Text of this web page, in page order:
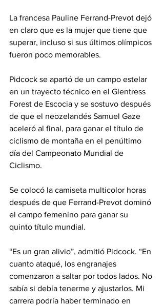
La francesa Pauline Ferrand-Prevot dejó
en claro que es la mujer que tiene que
superar, incluso si sus últimos olímpicos
fueron poco memorables.
Pidcock se apartó de un campo estelar
en un trayecto técnico en el Glentress
Forest de Escocia y se sostuvo después
de que el neozelandés Samuel Gaze
aceleró al final, para ganar el título de
ciclismo de montaña en el penúltimo
día del Campeonato Mundial de
Ciclismo.
Se colocó la camiseta multicolor horas
después de que Ferrand-Prevot dominó
el campo femenino para ganar su
quinto título mundial.
“Es un gran alivio”, admitió Pidcock. “En
cuanto ataqué, los engranajes
comenzaron a saltar por todos lados. No
sabía si debía tenerme y ajustarlos. Mi
carrera podría haber terminado en